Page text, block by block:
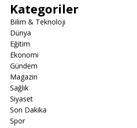
Kategoriler
Bilim & Teknoloji
Dünya
Eğitim
Ekonomi
Gündem
Magazin
Sağlık
Siyaset
Son Dakika
Spor